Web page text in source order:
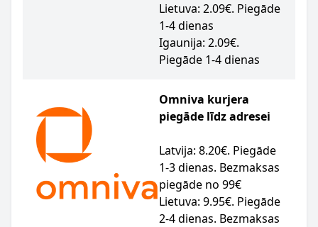
Lietuva: 2.09€. Piegāde
1-4 dienas
Igaunija: 2.09€.
Piegāde 1-4 dienas
Omniva kurjera
piegāde līdz adresei
Latvija: 8.20€. Piegāde
1-3 dienas. Bezmaksas
piegāde no 99€
Lietuva: 9.95€. Piegāde
2-4 dienas. Bezmaksas